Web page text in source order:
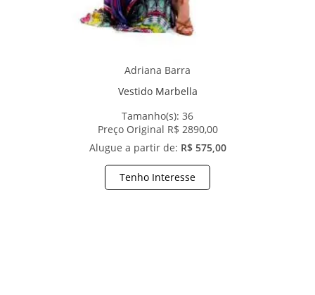
Adriana Barra
Vestido Marbella
Tamanho(s): 36
Preço Original R$ 2890,00
Alugue a partir de: R$ 575,00
Tenho Interesse